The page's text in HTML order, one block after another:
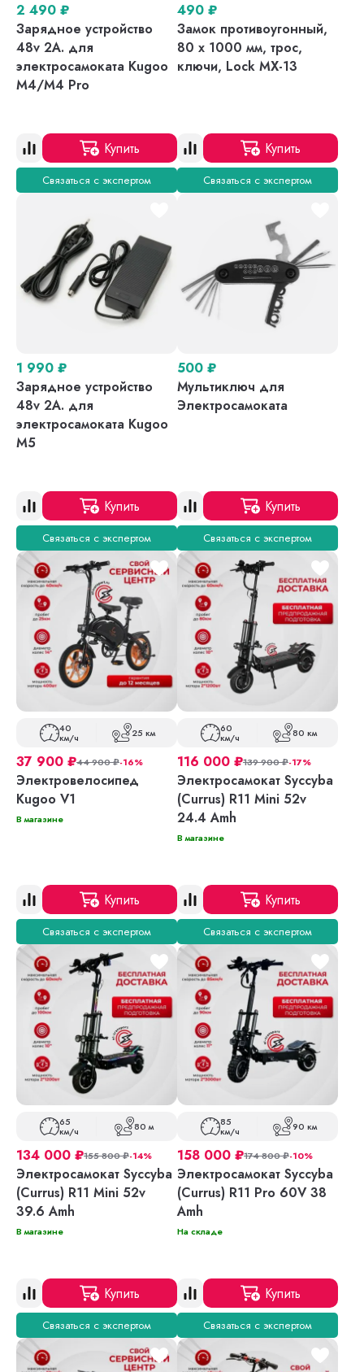
2 490 ₽
Зарядное устройство
48v 2A. для
электросамоката Kugoo
M4/M4 Pro
Купить
Связаться с экспертом
490 ₽
Замок противоугонный,
80 х 1000 мм, трос,
ключи, Lock MX-13
Купить
Связаться с экспертом
1 990 ₽
Зарядное устройство
48v 2A. для
электросамоката Kugoo
M5
Купить
Связаться с экспертом
500 ₽
Мультиключ для
Электросамоката
Купить
Связаться с экспертом
40
км/ч 25 км
37 900 ₽44 900₽-16%
Электровелосипед
Kugoo V1
В магазине
Купить
Связаться с экспертом
60
км/ч 80 км
116 000 ₽139 900₽-17%
Электросамокат Syccyba
(Currus) R11 Mini 52v
24.4 Amh
В магазине
Купить
Связаться с экспертом
65
км/ч 80 м
134 000 ₽155 800₽-14%
Электросамокат Syccyba
(Currus) R11 Mini 52v
39.6 Amh
В магазине
Купить
Связаться с экспертом
85
км/ч 90 км
158 000 ₽174 800₽-10%
Электросамокат Syccyba
(Currus) R11 Pro 60V 38
Amh
На складе
Купить
Связаться с экспертом